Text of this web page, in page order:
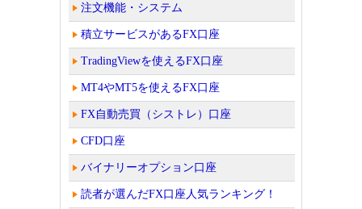
注文機能・システム
積立サービスがあるFX口座
TradingViewを使えるFX口座
MT4やMT5を使えるFX口座
FX自動売買（シストレ）口座
CFD口座
バイナリーオプション口座
読者が選んだFX口座人気ランキング！